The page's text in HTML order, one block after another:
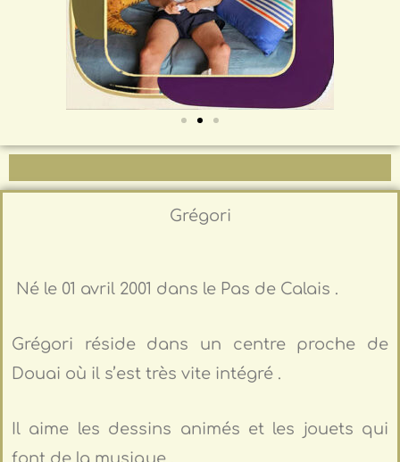
Grégori
Né le 01 avril 2001 dans le Pas de Calais .
Grégori réside dans un centre proche de
Douai où il s’est très vite intégré .
Il aime les dessins animés et les jouets qui
font de la musique .